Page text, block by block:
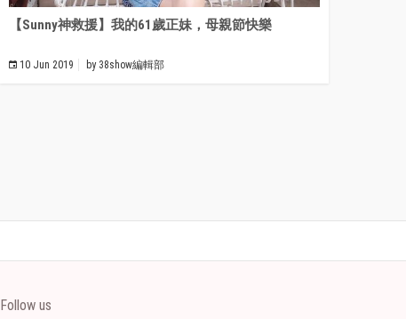
【Sunny神救援】我的61歲正妹，母親節快樂
10 Jun 2019 by 38show編輯部
Follow us